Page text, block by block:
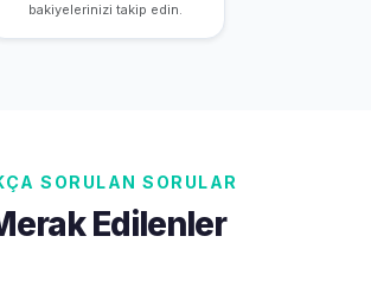
bakiyelerinizi takip edin.
SORULAN SORULAR
Edilenler